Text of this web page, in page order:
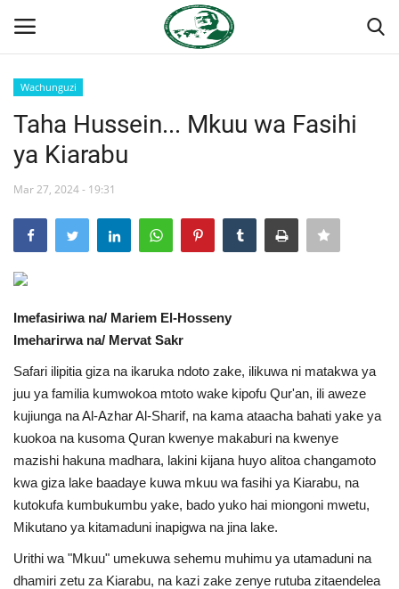
Nyumba
Wasiliana
Misri
Timu yetu
Urithi wa Nasser
Habari
Harakati ya Nasser kwa Vijana
Udhamini wa Nasser
Wachunguzi
Taha Hussein... Mkuu wa Fasihi
ya Kiarabu
Mar 27, 2024 - 19:31
Imefasiriwa na/ Mariem El-Hosseny
Imeharirwa na/ Mervat Sakr
Safari ilipitia giza na ikaruka ndoto zake, ilikuwa ni matakwa ya
juu ya familia kumwokoa mtoto wake kipofu Qur'an, ili aweze
kujiunga na Al-Azhar Al-Sharif, na kama ataacha bahati yake ya
kuokoa na kusoma Quran kwenye makaburi na kwenye
mazishi hakuna madhara, lakini kijana huyo alitoa changamoto
kwa giza lake baadaye kuwa mkuu wa fasihi ya Kiarabu, na
kutokufa kumbukumbu yake, bado yuko hai miongoni mwetu,
Mikutano ya kitamaduni inapigwa na jina lake.
Urithi wa "Mkuu" umekuwa sehemu muhimu ya utamaduni na
dhamiri zetu za Kiarabu, na kazi zake zenye rutuba zitaendelea